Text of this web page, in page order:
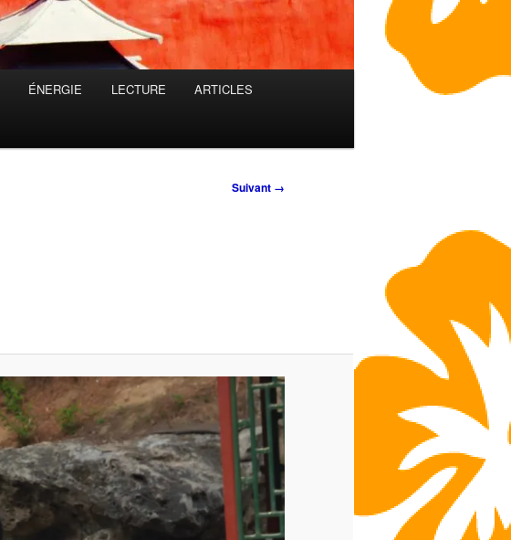
ÉNERGIE LECTURE ARTICLES
Suivant →